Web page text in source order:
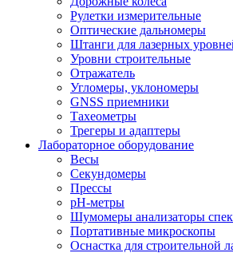
Рулетки измерительные
Оптические дальномеры
Штанги для лазерных
Уровни строительные
Отражатель
Угломеры, уклономеры
GNSS приемники
Тахеометры
Трегеры и адаптеры
Лабораторное оборудование
Весы
Секундомеры
Прессы
pH-метры
Шумомеры анализаторы
Портативные микроскопы
Оснастка для строительной